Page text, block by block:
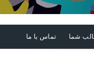
شما تماس با ما